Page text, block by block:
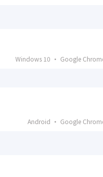
Windows 10 · Google
Android · Google